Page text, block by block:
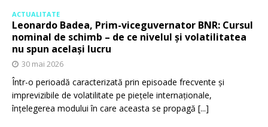
ACTUALITATE
Leonardo Badea, Prim-viceguvernator BNR: Cursul
nominal de schimb – de ce nivelul și volatilitatea
nu spun același lucru
30 mai 2026
Într-o perioadă caracterizată prin episoade frecvente și
imprevizibile de volatilitate pe piețele internaționale,
înțelegerea modului în care aceasta se propagă [...]